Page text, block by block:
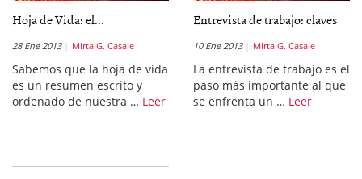
Hoja de Vida: el...
28 Ene 2013 Mirta G. Casale
Sabemos que la hoja de vida
es un resumen escrito y
ordenado de nuestra … Leer
Entrevista de trabajo: claves
10 Ene 2013 Mirta G. Casale
La entrevista de trabajo es el
paso más importante al que
se enfrenta un … Leer